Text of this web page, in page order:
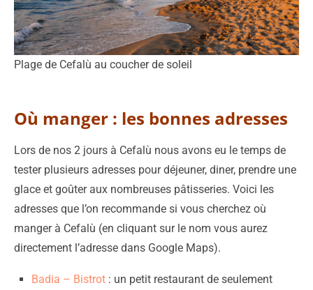
Plage de Cefalù au coucher de soleil
Où manger : les bonnes adresses
Lors de nos 2 jours à Cefalù nous avons eu le temps de
tester plusieurs adresses pour déjeuner, diner, prendre une
glace et goûter aux nombreuses pâtisseries. Voici les
adresses que l’on recommande si vous cherchez où
manger à Cefalù (en cliquant sur le nom vous aurez
directement l’adresse dans Google Maps).
Badia – Bistrot : un petit restaurant de seulement